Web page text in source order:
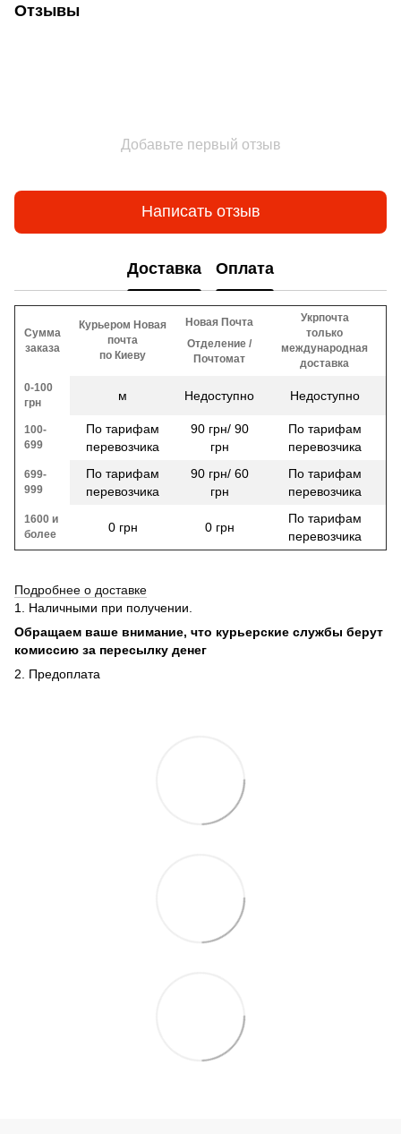
Отзывы
Добавьте первый отзыв
Написать отзыв
Доставка Оплата
Сумма
заказа
Курьером Новая
почта
по Киеву
Новая Почта
Отделение /
Почтомат
Укрпочта
только
международная
доставка
0-100
грн
м Недоступно Недоступно
100-
699
По тарифам
перевозчика
90 грн/ 90
грн
По тарифам
перевозчика
699-
999
По тарифам
перевозчика
90 грн/ 60
грн
По тарифам
перевозчика
1600 и
более
0 грн 0 грн
По тарифам
перевозчика
Подробнее о доставке
1. Наличными при получении.
Обращаем ваше внимание, что курьерские службы берут
комиссию за пересылку денег
2. Предоплата